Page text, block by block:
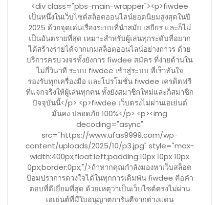
<div class="pbs-main-wrapper"><p>fiwdee
เป็นหนึ่งในเว็บไซต์สล็อตออนไลน์ยอดนิยมสูงสุดในปี
2025 ด้วยจุดเด่นเรื่องระบบที่นำสมัย เสถียร และก็ไม่
เป็นอันตรายที่สุด เหมาะสำหรับผู้เล่นทุกระดับที่อยาก
ได้สร้างรายได้จากเกมสล็อตออนไลน์อย่างถาวร ด้วย
บริการครบวงจรทั้งยังการ fiwdee สมัคร ที่ง่ายด้านใน
ไม่กี่วินาที ระบบ fiwdee เข้าสู่ระบบ ที่เร็วทันใจ
รองรับทุกเครื่องมือ และโปรโมชั่น fiwdee เครดิตฟรี
ที่แจกจริงให้ผู้เล่นทุกคน ทั้งยังสมาชิกใหม่และก็สมาชิก
ปัจจุบันนี้</p> <p>fiwdee เว็บตรงไม่ผ่านเอเย่นต์
มั่นคง ปลอดภัย 100%</p> <p><img
decoding="async"
src="https://www.ufas9999.com/wp-
content/uploads/2025/10/p3.jpg" style="max-
width:400px;float:left;padding:10px 10px 10px
0px;border:0px;"/>ถ้าหากคุณกำลังมองหาเว็บสล็อต
ป้อมปราการดวงใจได้ในทุกการเดิมพัน fiwdee คือคำ
ตอบที่ดีเยี่ยมที่สุด ด้วยเหตุว่าเป็นเว็บไซต์ตรงไม่ผ่าน
เอเย่นต์ที่มีใบอนุญาตการันตีจากต่างแดน